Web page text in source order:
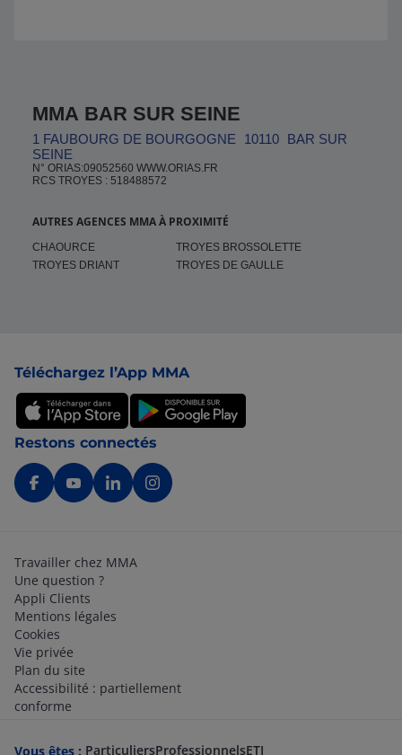
MMA BAR SUR SEINE
1 FAUBOURG DE BOURGOGNE 10110 BAR SUR
SEINE
N° ORIAS:09052560 WWW.ORIAS.FR
RCS TROYES : 518488572
AUTRES AGENCES MMA À PROXIMITÉ
CHAOURCE
TROYES BROSSOLETTE
TROYES DRIANT
TROYES DE GAULLE
Téléchargez l’App MMA
Restons connectés
Travailler chez MMA
Une question ?
Appli Clients
Mentions légales
Cookies
Vie privée
Plan du site
Accessibilité : partiellement
conforme
Vous êtes : ParticuliersProfessionnelsETI